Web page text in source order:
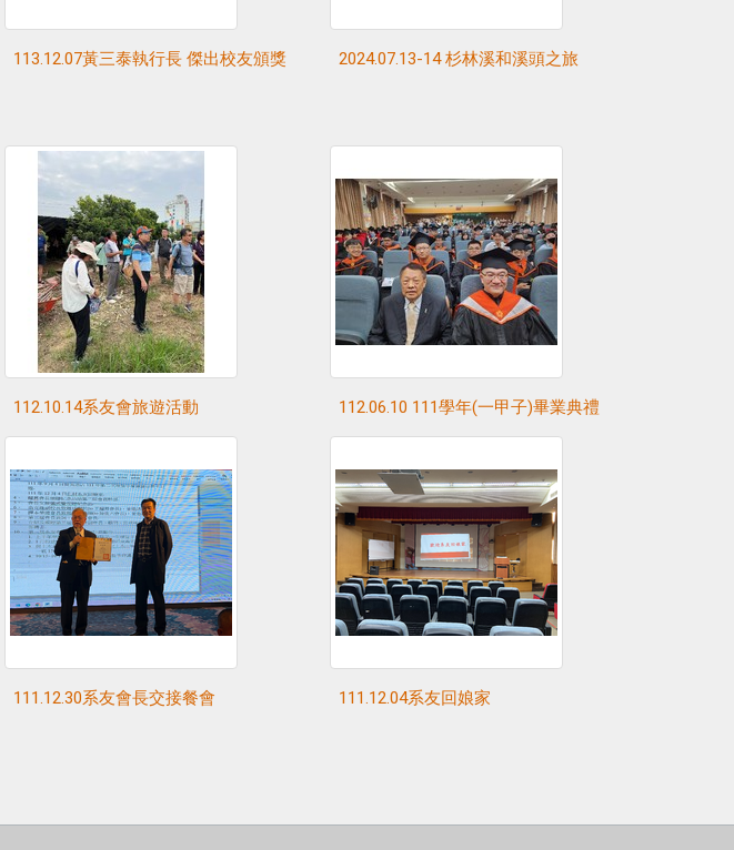
113.12.07黃三泰執行長 傑出校友頒獎 2024.07.13-14 杉林溪和溪頭之旅
112.10.14系友會旅遊活動 112.06.10 111學年(一甲子)畢業典禮
111.12.30系友會長交接餐會 111.12.04系友回娘家